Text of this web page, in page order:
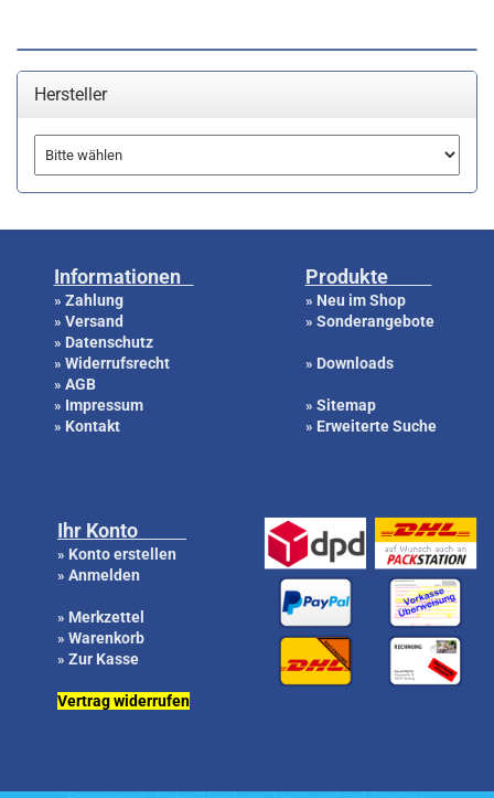
Hersteller
Informationen
» Zahlung
» Versand
» Datenschutz
» Widerrufsrecht
» AGB
» Impressum
» Kontakt
Produkte
» Neu im Shop
» Sonderangebote
» Downloads
» Sitemap
» Erweiterte Suche
Ihr Konto
» Konto erstellen
» Anmelden
» Merkzettel
» Warenkorb
» Zur Kasse
Vertrag widerrufen